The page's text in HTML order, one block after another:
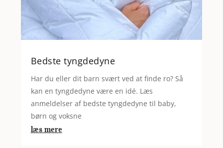
Bedste tyngdedyne
Har du eller dit barn svært ved at finde ro? Så
kan en tyngdedyne være en idé. Læs
anmeldelser af bedste tyngdedyne til baby,
børn og voksne
læs mere